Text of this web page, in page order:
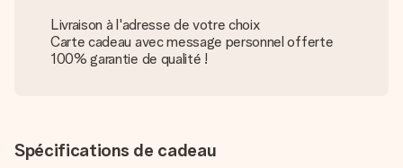
Livraison à l'adresse de votre choix
Carte cadeau avec message personnel offerte
100% garantie de qualité !
Spécifications de cadeau